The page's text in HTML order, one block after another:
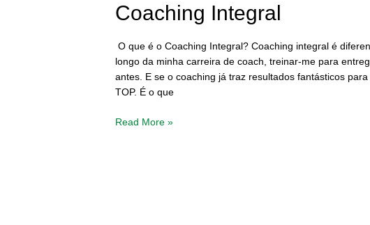
Coaching Integral
O que é o Coaching Integral? Coaching integral é
longo da minha carreira de coach, treinar-me para
antes. E se o coaching já traz resultados fantásticos
TOP. É o que
Read More »